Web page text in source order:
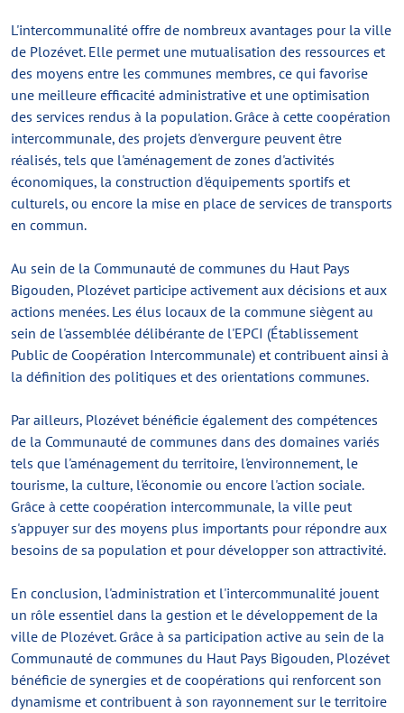
L'intercommunalité offre de nombreux avantages pour la ville
de Plozévet. Elle permet une mutualisation des ressources et
des moyens entre les communes membres, ce qui favorise
une meilleure efficacité administrative et une optimisation
des services rendus à la population. Grâce à cette coopération
intercommunale, des projets d'envergure peuvent être
réalisés, tels que l'aménagement de zones d'activités
économiques, la construction d'équipements sportifs et
culturels, ou encore la mise en place de services de transports
en commun.
Au sein de la Communauté de communes du Haut Pays
Bigouden, Plozévet participe activement aux décisions et aux
actions menées. Les élus locaux de la commune siègent au
sein de l'assemblée délibérante de l'EPCI (Établissement
Public de Coopération Intercommunale) et contribuent ainsi à
la définition des politiques et des orientations communes.
Par ailleurs, Plozévet bénéficie également des compétences
de la Communauté de communes dans des domaines variés
tels que l'aménagement du territoire, l'environnement, le
tourisme, la culture, l'économie ou encore l'action sociale.
Grâce à cette coopération intercommunale, la ville peut
s'appuyer sur des moyens plus importants pour répondre aux
besoins de sa population et pour développer son attractivité.
En conclusion, l'administration et l'intercommunalité jouent
un rôle essentiel dans la gestion et le développement de la
ville de Plozévet. Grâce à sa participation active au sein de la
Communauté de communes du Haut Pays Bigouden, Plozévet
bénéficie de synergies et de coopérations qui renforcent son
dynamisme et contribuent à son rayonnement sur le territoire